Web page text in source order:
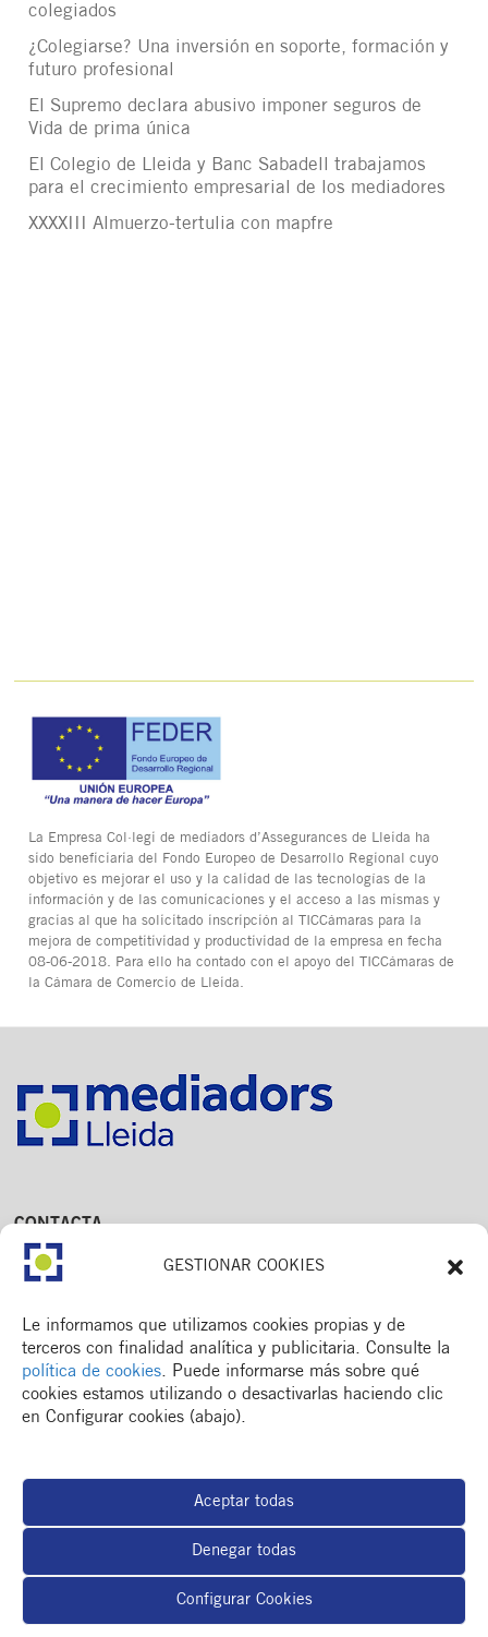
GESTIONAR COOKIES
Le informamos que utilizamos cookies propias y de
terceros con finalidad analítica y publicitaria. Consulte la
política de cookies. Puede informarse más sobre qué
cookies estamos utilizando o desactivarlas haciendo clic
en Configurar cookies (abajo).
Aceptar todas
Denegar todas
Configurar Cookies
colegiados
¿Colegiarse? Una inversión en soporte, formación y
futuro profesional
El Supremo declara abusivo imponer seguros de
Vida de prima única
El Colegio de Lleida y Banc Sabadell trabajamos
para el crecimiento empresarial de los mediadores
XXXXIII Almuerzo-tertulia con mapfre
La Empresa Col·legi de mediadors d’Assegurances de Lleida ha
sido beneficiaria del Fondo Europeo de Desarrollo Regional cuyo
objetivo es mejorar el uso y la calidad de las tecnologías de la
información y de las comunicaciones y el acceso a las mismas y
gracias al que ha solicitado inscripción al TICCámaras para la
mejora de competitividad y productividad de la empresa en fecha
08-06-2018. Para ello ha contado con el apoyo del TICCámaras de
la Cámara de Comercio de Lleida.
CONTACTA
Av. Dr. Fleming, 15,
2n. 1a
T. 973 245 133
M. 672 018 236
Colegio
Actualidad
BOLSA DE TRABAJO
Contacto